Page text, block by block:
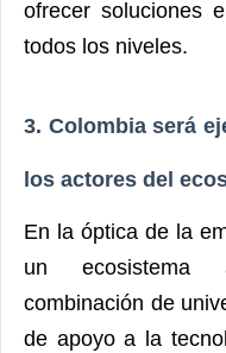
ofrecer soluciones
todos los niveles.
3. Colombia será
los actores del
En la óptica de la
un ecosistema
combinación de
de apoyo a la